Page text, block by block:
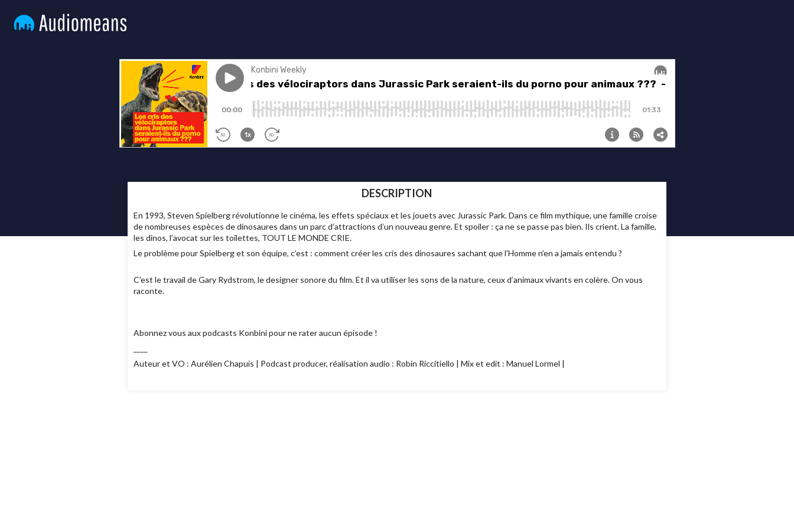
DESCRIPTION
En 1993, Steven Spielberg révolutionne le cinéma, les effets spéciaux et les jouets avec Jurassic Park. Dans ce film mythique, une famille croise
de nombreuses espèces de dinosaures dans un parc d’attractions d’un nouveau genre. Et spoiler : ça ne se passe pas bien. Ils crient. La famille,
les dinos, l’avocat sur les toilettes, TOUT LE MONDE CRIE.
Le problème pour Spielberg et son équipe, c’est : comment créer les cris des dinosaures sachant que l’Homme n’en a jamais entendu ?
C’est le travail de Gary Rydstrom, le designer sonore du film. Et il va utiliser les sons de la nature, ceux d’animaux vivants en colère. On vous
raconte.
Abonnez vous aux podcasts Konbini pour ne rater aucun épisode !
Auteur et VO : Aurélien Chapuis | Podcast producer, réalisation audio : Robin Riccitiello | Mix et edit : Manuel Lormel |